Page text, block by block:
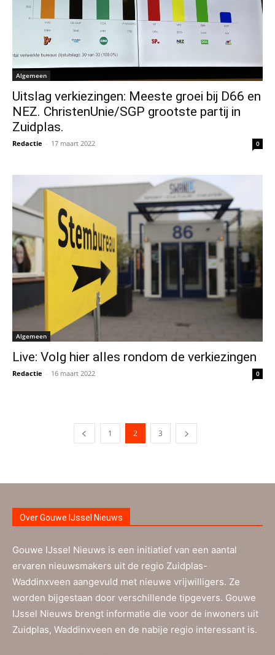
Algemeen
Uitslag verkiezingen: Meeste groei bij D66 en
NEZ. ChristenUnie/SGP grootste partij in
Zuidplas.
Redactie - 17 maart 2022 0
Algemeen
Live: Volg hier alles rondom de verkiezingen
Redactie - 16 maart 2022 0
1 2 3
Over Gouwe IJssel Nieuws
Gouwe IJssel Nieuws is een initiatief van een aantal
ervaren nieuwsmakers uit de regio Zuidplas-
Waddinxveen aangevuld met nieuwe vrijwilligers. Ze
worden bijgestaan door verschillende tipgevers. Gouwe
IJssel Nieuws brengt informatie die voor de inwoners uit
Zuidplas, Waddinxveen en de nabije regio interessant is.